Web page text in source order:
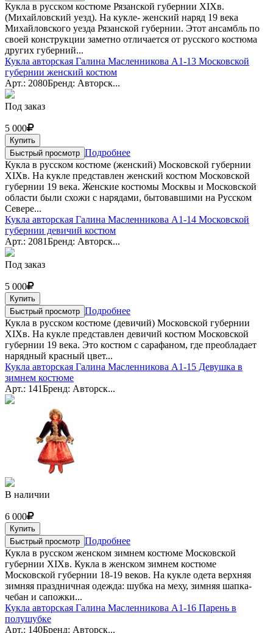
Кукла в русском костюме Рязанской губернии XIXв.
(Михайловский уезд). На кукле- женский наряд 19 века
Михайловского уезда Рязанской губернии. Этот ансамбль по
своей конструкции заметно отличается от русского костюма
других губерний...
Кукла авторская Галина Масленникова А1-13 Московской
губернии женский костюм
Арт.: 2080Бренд: Авторск...
Под заказ
5 000
Купить
Быстрый просмотр Подробнее
Кукла в русском костюме (женский) Московской губернии
XIXв. На кукле представлен женский костюм Московской
губернии 19 века. Женские костюмы Москвы и Московской
области были схожи с нарядами, бытовавшими на Русском
Севере...
Кукла авторская Галина Масленникова А1-14 Московской
губернии девичий костюм
Арт.: 2081Бренд: Авторск...
Под заказ
5 000
Купить
Быстрый просмотр Подробнее
Кукла в русском костюме (девичий) Московской губернии
XIXв. На кукле представлен девичий костюм Московской
губернии 19 века. Это костюм с сарафаном, где преобладает
нарядный красный цвет...
Кукла авторская Галина Масленникова А1-15 Девушка в
зимнем костюме
Арт.: 141Бренд: Авторск...
В наличии
6 000
Купить
Быстрый просмотр Подробнее
Кукла в русском женском зимнем костюме Московской
губернии XIXв. Кукла в женском зимнем костюме
Московской губернии 18-19 веков. На кукле одета верхняя
зимняя праздничная одежда: шубка на меху, зимняя шапка-
чебан и сапожки...
Кукла авторская Галина Масленникова А1-16 Парень в
полушубке
Арт.: 140Бренд: Авторск...